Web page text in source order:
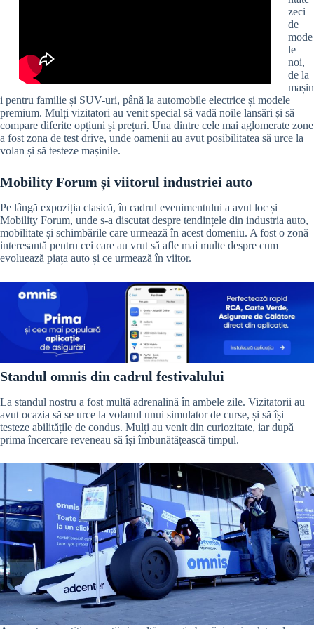
zeci
de
mode
le
noi,
de la
mașin
i pentru familie și SUV-uri, până la automobile electrice și modele
premium. Mulți vizitatori au venit special să vadă noile lansări și să
compare diferite opțiuni și prețuri. Una dintre cele mai aglomerate zone
a fost zona de test drive, unde oamenii au avut posibilitatea să urce la
volan și să testeze mașinile.
Mobility Forum și viitorul industriei auto
Pe lângă expoziția clasică, în cadrul evenimentului a avut loc și
Mobility Forum, unde s-a discutat despre tendințele din industria auto,
mobilitate și schimbările care urmează în acest domeniu. A fost o zonă
interesantă pentru cei care au vrut să afle mai multe despre cum
evoluează piața auto și ce urmează în viitor.
Standul omnis din cadrul festivalului
La standul nostru a fost multă adrenalină în ambele zile. Vizitatorii au
avut ocazia să se urce la volanul unui simulator de curse, și să își
testeze abilitățile de condus. Mulți au venit din curiozitate, iar după
prima încercare reveneau să își îmbunătățească timpul.